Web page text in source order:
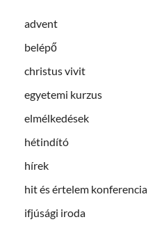
advent
belépő
christus vivit
egyetemi kurzus
elmélkedések
hétindító
hírek
hit és értelem konferencia
ifjúsági iroda